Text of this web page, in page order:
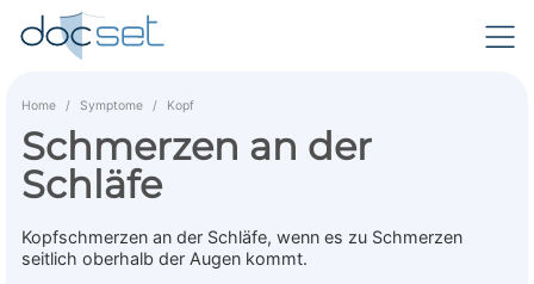
Home Symptome Kopf
Schmerzen an der
Schläfe
Kopfschmerzen an der Schläfe, wenn es zu Schmerzen
seitlich oberhalb der Augen kommt.